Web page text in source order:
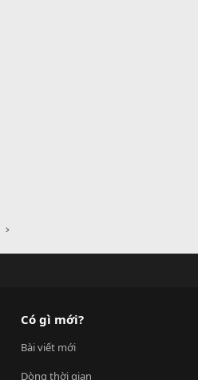
Có gì mới?
Bài viết mới
Dòng thời gian